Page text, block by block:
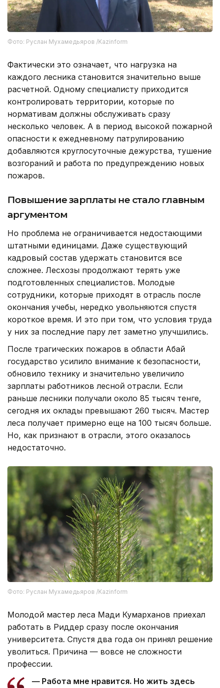
Фото: Руслан Мухамедьяров /Kazinform
Фактически это означает, что нагрузка на
каждого лесника становится значительно выше
расчетной. Одному специалисту приходится
контролировать территории, которые по
нормативам должны обслуживать сразу
несколько человек. А в период высокой пожарной
опасности к ежедневному патрулированию
добавляются круглосуточные дежурства, тушение
возгораний и работа по предупреждению новых
пожаров.
Повышение зарплаты не стало главным
аргументом
Но проблема не ограничивается недостающими
штатными единицами. Даже существующий
кадровый состав удержать становится все
сложнее. Лесхозы продолжают терять уже
подготовленных специалистов. Молодые
сотрудники, которые приходят в отрасль после
окончания учебы, нередко увольняются спустя
короткое время. И это при том, что условия труда
у них за последние пару лет заметно улучшились.
После трагических пожаров в области Абай
государство усилило внимание к безопасности,
обновило технику и значительно увеличило
зарплаты работников лесной отрасли. Если
раньше лесники получали около 85 тысяч тенге,
сегодня их оклады превышают 260 тысяч. Мастер
леса получает примерно еще на 100 тысяч больше.
Но, как признают в отрасли, этого оказалось
недостаточно.
Фото: Руслан Мухамедьяров /Kazinform
Молодой мастер леса Мади Кумарханов приехал
работать в Риддер сразу после окончания
университета. Спустя два года он принял решение
уволиться. Причина — вовсе не сложности
профессии.
— Работа мне нравится. Но жить здесь